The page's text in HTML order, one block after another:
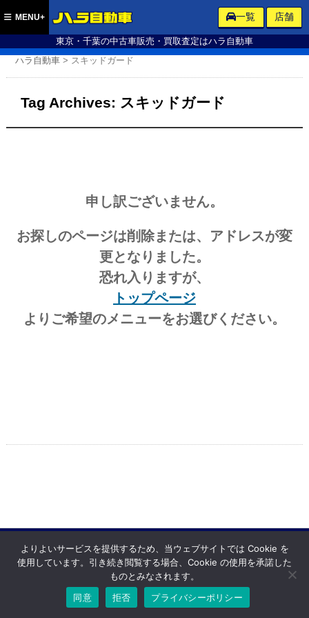
東京・千葉の中古車販売・買取査定はハラ自動車
MENU+ 一覧 店舗
ハラ自動車 > スキッドガード
Tag Archives: スキッドガード
申し訳ございません。
お探しのページは削除または、アドレスが変
更となりました。
恐れ入りますが、
トップページ
よりご希望のメニューをお選びください。
Copyright © ハラ自動車 All rights resereved.Powered by DJCOM Inc.
よりよいサービスを提供するため、当ウェブサイトでは Cookie を
使用しています。引き続き閲覧する場合、Cookie の使用を承諾した
ものとみなされます。
同意
拒否 プライバシーポリシー